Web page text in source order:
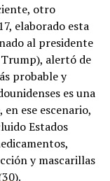
otro
elaborado esta
al presidente
Trump), alertó de
probable y
es una
ese escenario,
Estados
y mascarillas
30).